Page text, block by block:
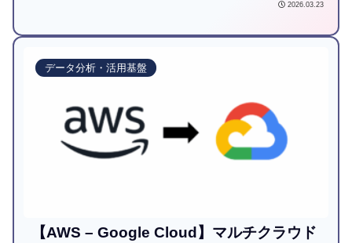
キテクチャを紹介します。さらに、安定した通信を実
2026.03.23
データ分析・活用基盤
【AWS – Google Cloud】マルチクラウド